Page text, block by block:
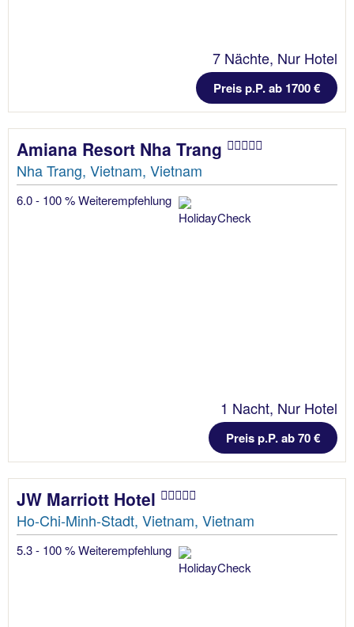
7 Nächte, Nur Hotel
Preis p.P. ab 1700 €
Amiana Resort Nha Trang
Nha Trang, Vietnam, Vietnam
6.0 - 100 % Weiterempfehlung
1 Nacht, Nur Hotel
Preis p.P. ab 70 €
JW Marriott Hotel
Ho-Chi-Minh-Stadt, Vietnam, Vietnam
5.3 - 100 % Weiterempfehlung